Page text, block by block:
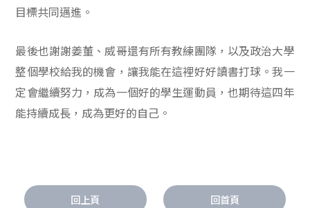
目標共同邁進。
最後也謝謝姜董、威哥還有所有教練團隊，以及政治大學
整個學校給我的機會，讓我能在這裡好好讀書打球。我一
定會繼續努力，成為一個好的學生運動員，也期待這四年
能持續成長，成為更好的自己。
回上頁 回首頁